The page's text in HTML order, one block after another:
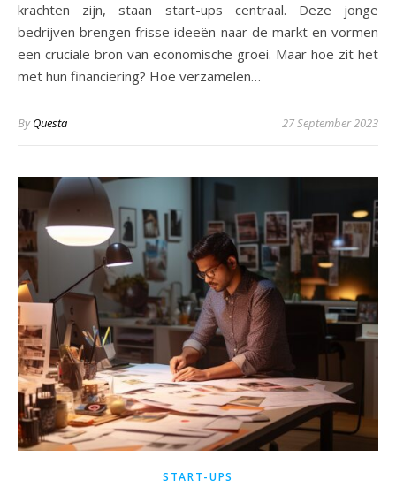
krachten zijn, staan start-ups centraal. Deze jonge
bedrijven brengen frisse ideeën naar de markt en vormen
een cruciale bron van economische groei. Maar hoe zit het
met hun financiering? Hoe verzamelen…
ByQuesta 27 September 2023
START-UPS